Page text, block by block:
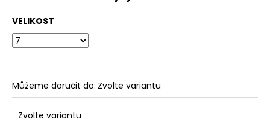
VELIKOST
Můžeme doručit do: Zvolte variantu
Zvolte variantu